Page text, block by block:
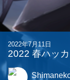
2022年7月11日
2022 春ハッ